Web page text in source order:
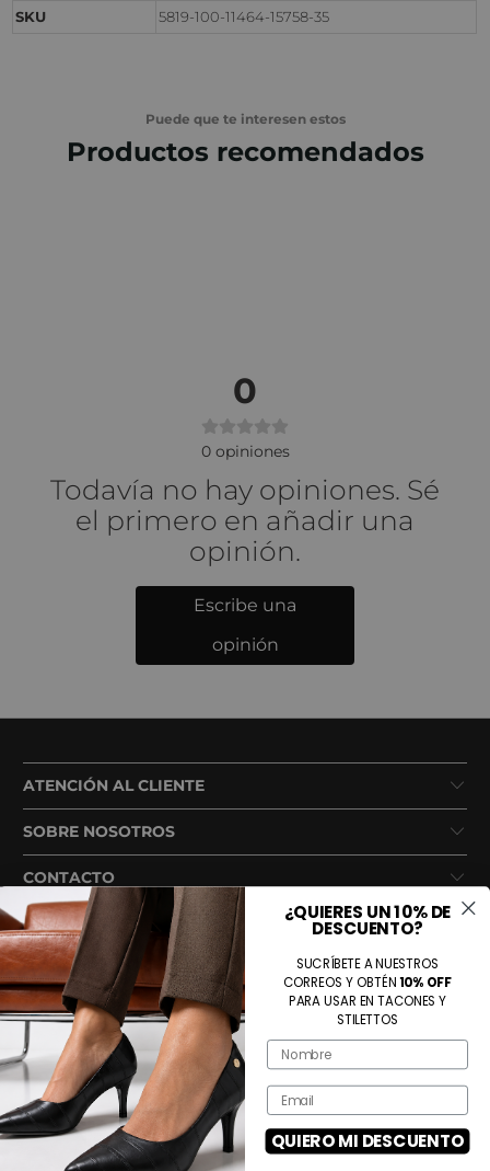
SKU
5819-100-11464-15758-35
Puede que te interesen estos
Productos recomendados
0
0 opiniones
Todavía no hay opiniones. Sé
el primero en añadir una
opinión.
Escribe una
opinión
ATENCIÓN AL CLIENTE
SOBRE NOSOTROS
CONTACTO
Métodos de pago aceptados
© 2026Tienda Voce. Todos los derechos reservados.
¿QUIERES UN 10% DE
DESCUENTO?
SUCRÍBETE A NUESTROS
CORREOS Y OBTÉN10% OFF
PARA USAR EN TACONES Y
STILETTOS
Name
Email
QUIERO MI DESCUENTO